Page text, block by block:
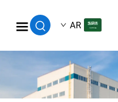
AR